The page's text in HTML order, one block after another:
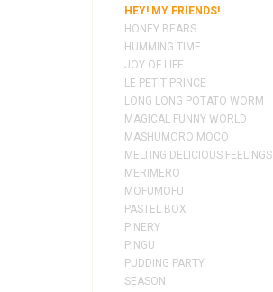
HEY! MY FRIENDS!
HONEY BEARS
HUMMING TIME
JOY OF LIFE
LE PETIT PRINCE
LONG LONG POTATO WORM
MAGICAL FUNNY WORLD
MASHUMORO MOCO
MELTING DELICIOUS FEELINGS
MERIMERO
MOFUMOFU
PASTEL BOX
PINERY
PINGU
PUDDING PARTY
SEASON